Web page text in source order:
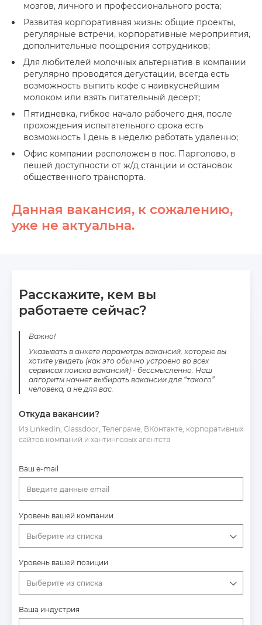
мозгов, личного и профессионального роста;
Развитая корпоративная жизнь: общие проекты,
регулярные встречи, корпоративные мероприятия,
дополнительные поощрения сотрудников;
Для любителей молочных альтернатив в компании
регулярно проводятся дегустации, всегда есть
возможность выпить кофе с наивкуснейшим
молоком или взять питательный десерт;
Пятидневка, гибкое начало рабочего дня, после
прохождения испытательного срока есть
возможность 1 день в неделю работать удаленно;
Офис компании расположен в пос. Парголово, в
пешей доступности от ж/д станции и остановок
общественного транспорта.
Данная вакансия, к сожалению,
уже не актуальна.
Расскажите, кем вы
работаете сейчас?
Важно!
Указывать в анкете параметры вакансий, которые вы
хотите увидеть (как это обычно устроено во всех
сервисах поиска вакансий) - бессмысленно. Наш
алгоритм начнет выбирать вакансии для “такого”
человека, а не для вас.
Откуда вакансии?
Из LinkedIn, Glassdoor, Телеграме, ВКонтакте, корпоративных
сайтов компаний и хантинговых агентств
Ваш e-mail
Введите данные email
Уровень вашей компании
Выберите из списка
Уровень вашей позиции
Выберите из списка
Ваша индустрия